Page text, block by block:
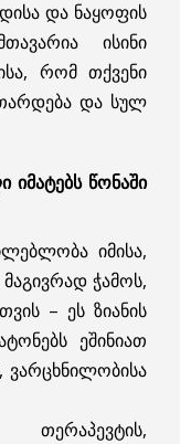
და ნაყოფის
ისინი
რომ თქვენი
და სულ
წონაში
იმისა,
ჭამოს,
– ეს ზიანის
ეშინიათ
ვარცხნილობისა